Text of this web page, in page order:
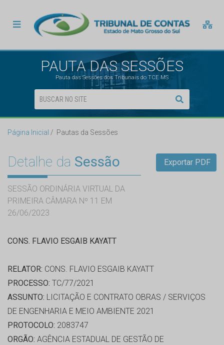
PAUTA DAS SESSÕES
Pauta das Sessões dos Tribunais do TCE MS
Página Inicial Pautas da Sessões
Detalhe da Sessão
SESSÃO ORDINÁRIA VIRTUAL DA
PRIMEIRA CÂMARA Nº 11 EM
26/06/2023
Exportar PDF
CONS. FLAVIO ESGAIB KAYATT
RELATOR: CONS. FLAVIO ESGAIB KAYATT
PROCESSO: TC/77/2021
ASSUNTO: LICITAÇÃO E CONTRATO OBRAS / SERVIÇOS
DE ENGENHARIA E MEIO AMBIENTE 2021
PROTOCOLO: 2083747
ORGÃO: AGÊNCIA ESTADUAL DE GESTÃO DE